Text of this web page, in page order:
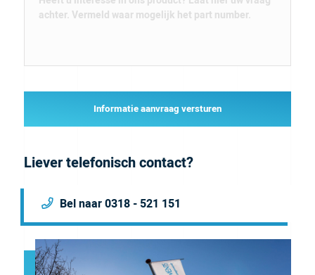
Informatie aanvraag versturen
Liever telefonisch contact?
Bel naar 0318 - 521 151